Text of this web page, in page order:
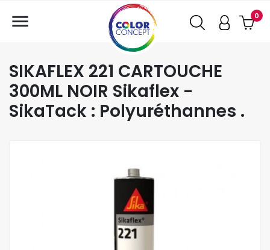
0

SIKAFLEX 221 CARTOUCHE
300ML NOIR Sikaflex -
SikaTack : Polyuréthannes .